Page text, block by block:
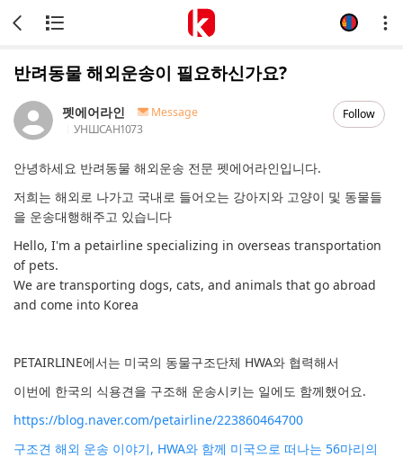
반려동물 해외운송이 필요하신가요?
펫에어라인
Message
УНШСАН1073
Follow
안녕하세요 반려동물 해외운송 전문 펫에어라인입니다.
저희는 해외로 나가고 국내로 들어오는 강아지와 고양이 및 동물들
을 운송대행해주고 있습니다
Hello, I'm a petairline specializing in overseas transportation
of pets.
We are transporting dogs, cats, and animals that go abroad
and come into Korea
PETAIRLINE에서는 미국의 동물구조단체 HWA와 협력해서
이번에 한국의 식용견을 구조해 운송시키는 일에도 함께했어요.
https://blog.naver.com/petairline/223860464700
구조견 해외 운송 이야기, HWA와 함께 미국으로 떠나는 56마리의